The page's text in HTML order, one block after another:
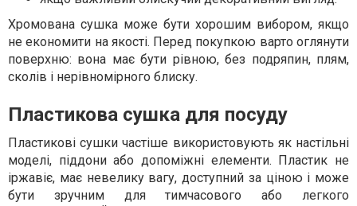
Хромована сушка може бути хорошим вибором, якщо
не економити на якості. Перед покупкою варто оглянути
поверхню: вона має бути рівною, без подряпин, плям,
сколів і нерівномірного блиску.
Пластикова сушка для посуду
Пластикові сушки частіше використовують як настільні
моделі, піддони або допоміжні елементи. Пластик не
іржавіє, має невелику вагу, доступний за ціною і може
бути зручним для тимчасового або легкого